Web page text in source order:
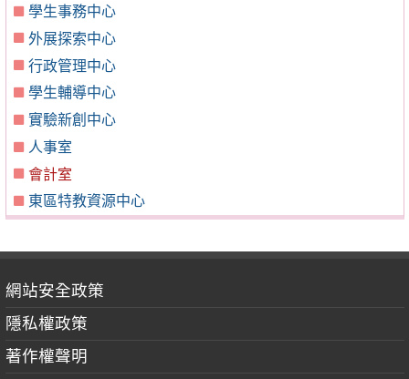
學生事務中心
外展探索中心
行政管理中心
學生輔導中心
實驗新創中心
人事室
會計室
東區特教資源中心
網站安全政策
隱私權政策
著作權聲明